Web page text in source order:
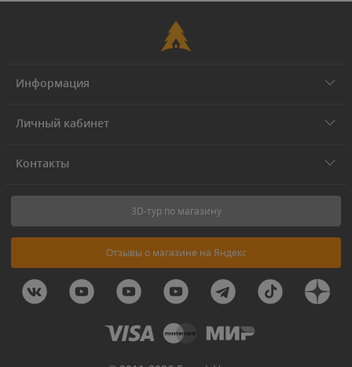
Информация
Личный кабинет
Контакты
3D-тур по магазину
Отзывы о магазине на Яндекс